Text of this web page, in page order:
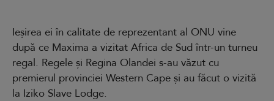
Ieșirea ei în calitate de reprezentant al ONU vine
după ce Maxima a vizitat Africa de Sud într-un turneu
regal. Regele și Regina Olandei s-au văzut cu
premierul provinciei Western Cape și au făcut o vizită
la Iziko Slave Lodge.